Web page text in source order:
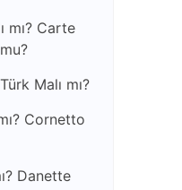
mı? Carte
Malı mı?
Cornetto
Danette